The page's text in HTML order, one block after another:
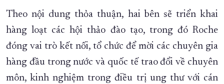
Theo nội dung thỏa thuận, hai bên sẽ triển khai
hàng loạt các hội thảo đào tạo, trong đó Roche
đóng vai trò kết nối, tổ chức để mời các chuyên gia
hàng đầu trong nước và quốc tế trao đổi về chuyên
môn, kinh nghiệm trong điều trị ung thư với cán